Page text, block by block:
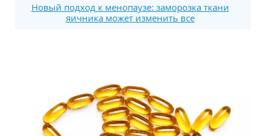
Новый подход к менопаузе: заморозка ткани
яичника может изменить все